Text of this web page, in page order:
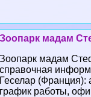
Зоопарк мадам
Зоопарк мадам
справочная
Геселар (Франция):
график работы,